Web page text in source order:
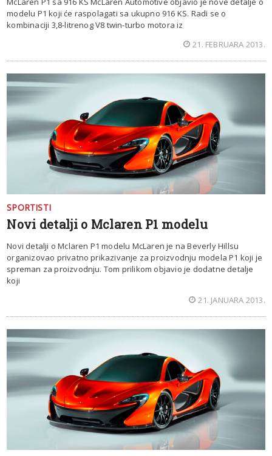
modelu P1 koji će raspolagati sa ukupno 916 KS. Radi se o
kombinaciji 3,8-litrenog V8 twin-turbo motora iz
21. FEBRUARA 2013.
SPORTISTI
Novi detalji o Mclaren P1 modelu
Novi detalji o Mclaren P1 modelu McLaren je na Beverly Hillsu
organizovao privatno prikazivanje za proizvodnju modela P1 koji je
spreman za proizvodnju. Tom prilikom objavio je dodatne detalje
koji
21. JANUARA 2013.